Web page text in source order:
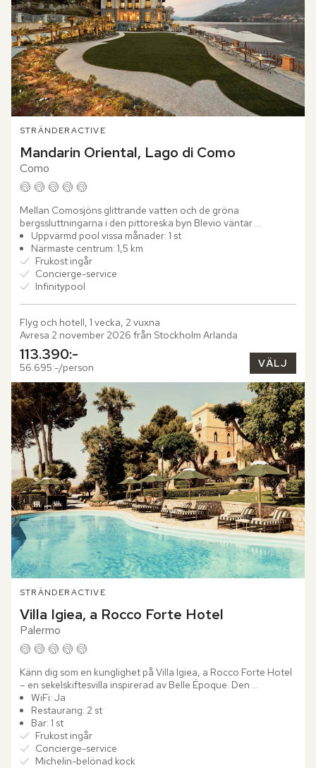
STRÄNDERACTIVE
Mandarin Oriental, Lago di Como
Como
Mellan Comosjöns glittrande vatten och de gröna
bergssluttningarna i den pittoreska byn Blevio väntar
Mandarin Oriental, Lago di Como. Bara några minuter från
Como reser sig den...
Uppvärmd pool vissa månader: 1 st
Närmaste centrum: 1,5 km
Frukost ingår
Concierge-service
Infinitypool
Flyg och hotell, 1 vecka, 2 vuxna
Avresa 2 november 2026 från Stockholm Arlanda
113.390:-
56.695:-/person VÄLJ
STRÄNDERACTIVE
Villa Igiea, a Rocco Forte Hotel
Palermo
Känn dig som en kunglighet på Villa Igiea, a Rocco Forte Hotel
– en sekelskiftesvilla inspirerad av Belle Époque. Den
majestätiska byggnaden uppfördes av den inflytelserika...
WiFi: Ja
Restaurang: 2 st
Bar: 1 st
Frukost ingår
Concierge-service
Michelin-belönad kock